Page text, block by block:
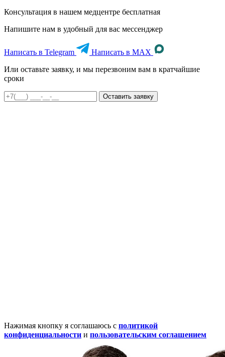
Консультация в нашем медцентре бесплатная
Напишите нам в удобный для вас мессенджер
Написать в Telegram
Написать в MAX
Или оставьте заявку, и мы перезвоним вам в кратчайшие
сроки
Оставить заявку
Нажимая кнопку я соглашаюсь с политикой
конфиденциальности и пользовательским соглашением